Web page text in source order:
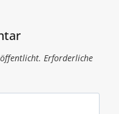
Erforderliche